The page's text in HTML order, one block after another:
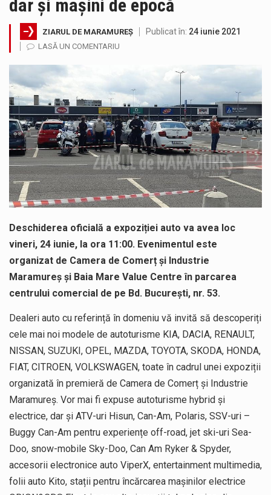
Proiectul de lege privind Strategia națională pentru conservarea biodiversității a fost din nou dezbătut ieri și în final adoptat de…
Pe scurt. Statuia lui PINTEA VITEAZU din fața Jandarmeriei Maramures a ajuns să fie zilele acestea mărul discordiei între administrații.…
Noile statii de călători, achizitionate la preț de garsonieră per bucată, dezamăgesc total cetățenii care folosesc mijloacele de transport în…
dar și mașini de epocă
ZIARUL DE MARAMUREȘ Publicat în: 24 iunie 2021
LASĂ UN COMENTARIU
Deschiderea oficială a expoziției auto va avea loc
vineri, 24 iunie, la ora 11:00. Evenimentul este
organizat de Camera de Comerț și Industrie
Maramureș și Baia Mare Value Centre în parcarea
centrului comercial de pe Bd. București, nr. 53.
Dealeri auto cu referință în domeniu vă invită să descoperiți
cele mai noi modele de autoturisme KIA, DACIA, RENAULT,
NISSAN, SUZUKI, OPEL, MAZDA, TOYOTA, SKODA, HONDA,
FIAT, CITROEN, VOLKSWAGEN, toate în cadrul unei expoziții
organizată în premieră de Camera de Comerț și Industrie
Maramureș. Vor mai fi expuse autoturisme hybrid și
electrice, dar și ATV-uri Hisun, Can-Am, Polaris, SSV-uri –
Buggy Can-Am pentru experiențe off-road, jet ski-uri Sea-
Doo, snow-mobile Sky-Doo, Can Am Ryker & Spyder,
accesorii electronice auto ViperX, entertainment multimedia,
folii auto Kito, stații pentru încărcarea mașinilor electrice